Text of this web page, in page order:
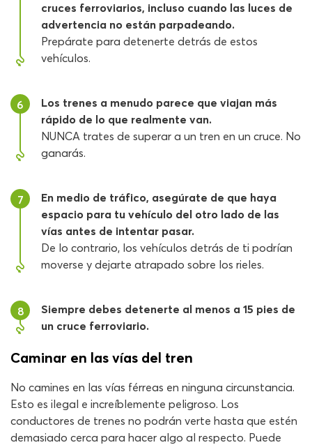
cruces ferroviarios, incluso cuando las luces de
advertencia no están parpadeando.
Prepárate para detenerte detrás de estos
vehículos.
6
Los trenes a menudo parece que viajan más
rápido de lo que realmente van.
NUNCA trates de superar a un tren en un cruce. No
ganarás.
7
En medio de tráfico, asegúrate de que haya
espacio para tu vehículo del otro lado de las
vías antes de intentar pasar.
De lo contrario, los vehículos detrás de ti podrían
moverse y dejarte atrapado sobre los rieles.
8
Siempre debes detenerte al menos a 15 pies de
un cruce ferroviario.
Caminar en las vías del tren
No camines en las vías férreas en ninguna circunstancia.
Esto es ilegal e increíblemente peligroso. Los
conductores de trenes no podrán verte hasta que estén
demasiado cerca para hacer algo al respecto. Puede